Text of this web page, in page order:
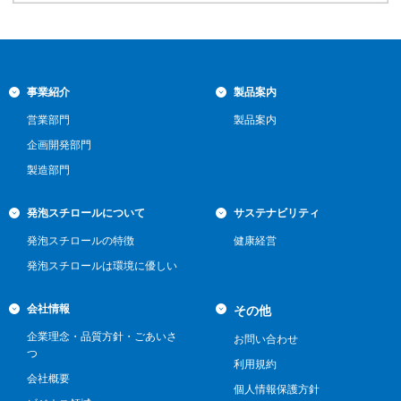
事業紹介
営業部門
企画開発部門
製造部門
製品案内
製品案内
発泡スチロールについて
発泡スチロールの特徴
発泡スチロールは環境に優しい
サステナビリティ
健康経営
会社情報
企業理念・品質方針・ごあいさ
つ
会社概要
その他
お問い合わせ
利用規約
個人情報保護方針